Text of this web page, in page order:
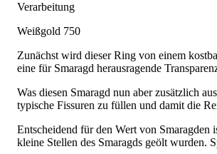
Verarbeitung
Weißgold 750
Zunächst wird dieser Ring von einem
eine für Smaragd herausragende
Was diesen Smaragd nun aber zusätzlich
typische Fissuren zu füllen und damit die
Entscheidend für den Wert von
kleine Stellen des Smaragds geölt wurden.